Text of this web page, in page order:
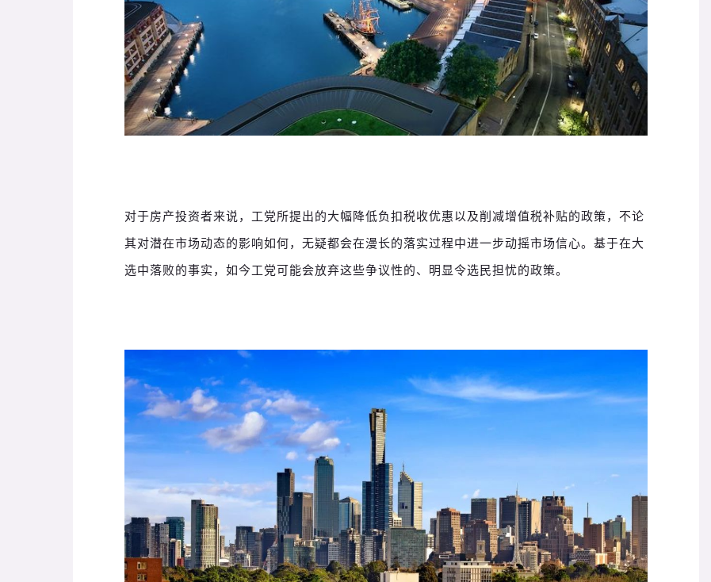
对于房产投资者来说，工党所提出的大幅降低负扣税收优惠以及削减增值税补贴的政策，不论
其对潜在市场动态的影响如何，无疑都会在漫长的落实过程中进一步动摇市场信心。 基于在大
选中落败的事实，如今工党可能会放弃这些争议性的、明显令选民担忧的政策。